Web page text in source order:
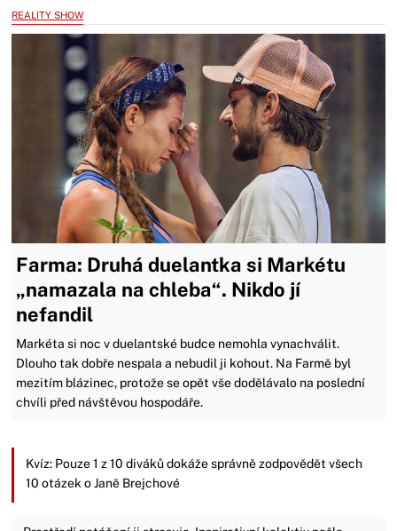
REALITY SHOW
Farma: Druhá duelantka si Markétu
„namazala na chleba“. Nikdo jí
nefandil
Markéta si noc v duelantské budce nemohla vynachválit.
Dlouho tak dobře nespala a nebudil ji kohout. Na Farmě byl
mezitím blázinec, protože se opět vše dodělávalo na poslední
chvíli před návštěvou hospodáře.
Kvíz: Pouze 1 z 10 diváků dokáže správně zodpovědět všech
10 otázek o Janě Brejchové